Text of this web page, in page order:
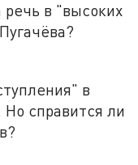
в "высоких
в
справится ли